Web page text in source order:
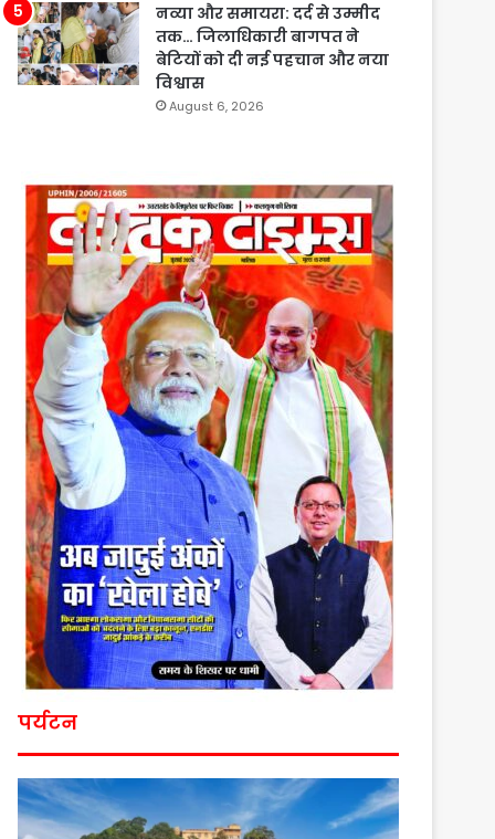
नव्या और समायरा: दर्द से उम्मीद
तक… जिलाधिकारी बागपत ने
बेटियों को दी नई पहचान और नया
विश्वास
August 6, 2026
पर्यटन